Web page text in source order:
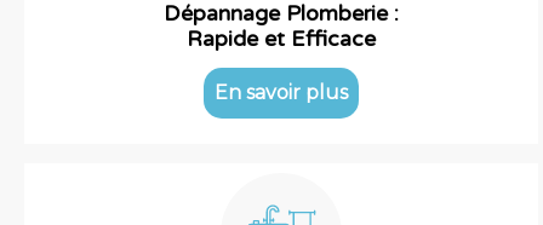
Dépannage Plomberie :
Rapide et Efficace
En savoir plus